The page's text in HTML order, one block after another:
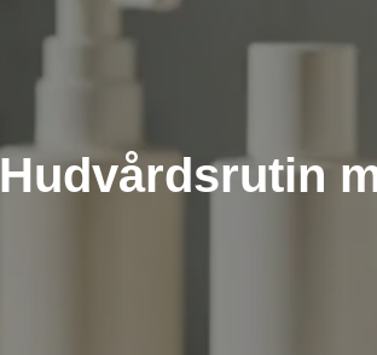
Hudvårdsrutin